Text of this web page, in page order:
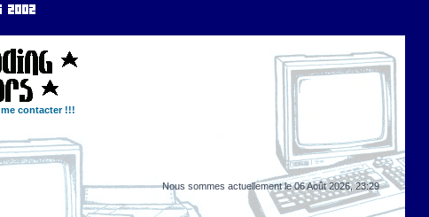
me contacter !!!
Nous sommes actuellement le 06 Août 2026, 23:29